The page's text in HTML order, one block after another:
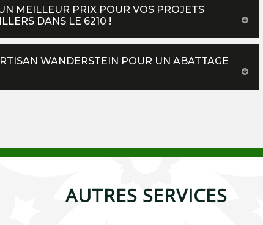
MEILLEUR PRIX POUR VOS PROJETS
DANS LE 6210 !
WANDERSTEIN POUR UN ABATTAGE
AUTRES SERVICES